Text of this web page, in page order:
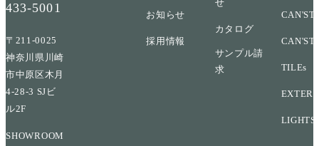
433-5001
〒211-0025
神奈川県川崎
市中原区木月
4-28-3 SJビ
ル2F
SHOWROOM
お知らせ
採用情報
せ
カタログ
サンプル請
求
TILEs
LIGHTS